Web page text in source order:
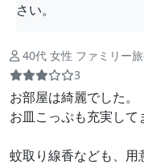
さい。
40代 女性 ファミリー
3
お部屋は綺麗でした。
お皿こっぷも充実して
蚊取り線香なども、用